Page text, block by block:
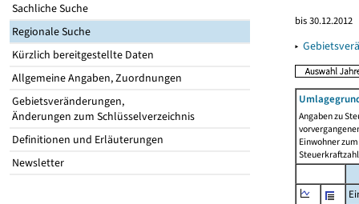
Sachliche Suche
Regionale Suche
Kürzlich bereitgestellte Daten
Allgemeine Angaben, Zuordnungen
Gebietsveränderungen,
Änderungen zum Schlüsselverzeichnis
Definitionen und Erläuterungen
Newsletter
bis 30.12.2012
▸
Angaben zu
Einwohner